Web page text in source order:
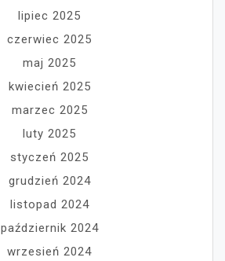
lipiec 2025
czerwiec 2025
maj 2025
kwiecień 2025
marzec 2025
luty 2025
styczeń 2025
grudzień 2024
listopad 2024
październik 2024
wrzesień 2024